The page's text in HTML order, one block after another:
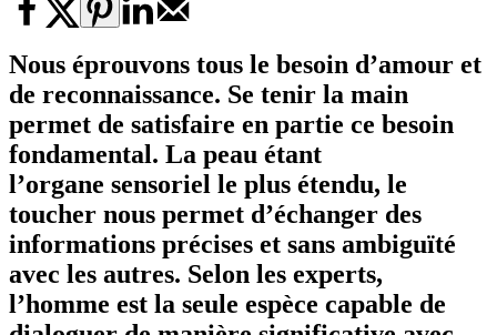
Nous éprouvons tous le besoin d’amour et
de reconnaissance. Se tenir la main
permet de satisfaire en partie ce besoin
fondamental. La peau étant
l’organe sensoriel le plus étendu, le
toucher nous permet d’échanger des
informations précises et sans ambiguïté
avec les autres. Selon les experts,
l’homme est la seule espèce capable de